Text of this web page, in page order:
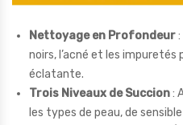
Nettoyage en Profondeur
noirs, l’acné et les impuretés
éclatante.
Trois Niveaux de Succion:
les types de peau, de